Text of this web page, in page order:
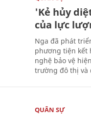
'Kẻ hủy
của lực
Nga đã phát
phương tiện kết
nghệ bảo vệ
trường đô thị và
QUÂN SỰ